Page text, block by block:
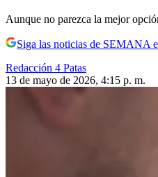
Aunque no parezca la mejor
Siga las noticias de SEMANA
Redacción 4 Patas
13 de mayo de 2026, 4:15 p. m.